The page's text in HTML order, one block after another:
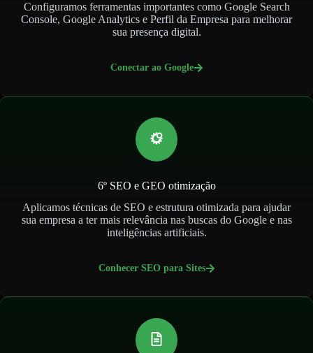
Configuramos ferramentas importantes como Google Search
Console, Google Analytics e Perfil da Empresa para melhorar
sua presença digital.
Conectar ao Google
6º SEO e GEO otimização
Aplicamos técnicas de SEO e estrutura otimizada para ajudar
sua empresa a ter mais relevância nas buscas do Google e nas
inteligências artificiais.
Conhecer SEO para Sites